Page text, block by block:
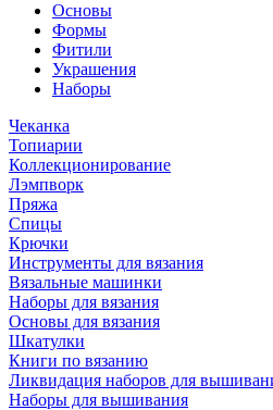
Основы
Формы
Фитили
Украшения
Наборы
Чеканка
Топиарии
Коллекционирование
Лэмпворк
Пряжа
Спицы
Крючки
Инструменты для вязания
Вязальные машинки
Наборы для вязания
Основы для вязания
Шкатулки
Книги по вязанию
Ликвидация наборов для
Наборы для вышивания